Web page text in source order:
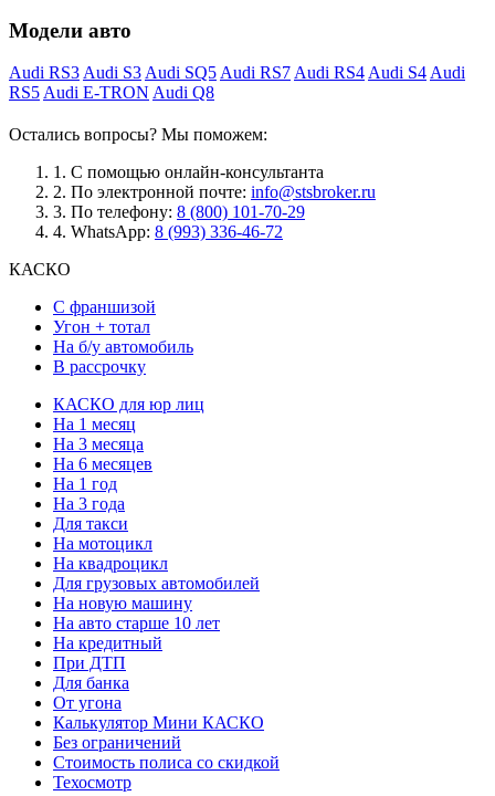
Модели авто
Audi RS3Audi S3Audi SQ5Audi RS7Audi RS4Audi S4Audi
RS5Audi E-TRON Audi Q8
Остались вопросы? Мы поможем:
1. С помощью онлайн-консультанта
2. По электронной почте: info@stsbroker.ru
3. По телефону: 8 (800) 101-70-29
4. WhatsApp: 8 (993) 336-46-72
КАСКО
С франшизой
Угон + тотал
На б/у автомобиль
В рассрочку
КАСКО для юр лиц
На 1 месяц
На 3 месяца
На 6 месяцев
На 1 год
На 3 года
Для такси
На мотоцикл
На квадроцикл
Для грузовых автомобилей
На новую машину
На авто старше 10 лет
На кредитный
При ДТП
Для банка
От угона
Калькулятор Мини КАСКО
Без ограничений
Стоимость полиса со скидкой
Техосмотр